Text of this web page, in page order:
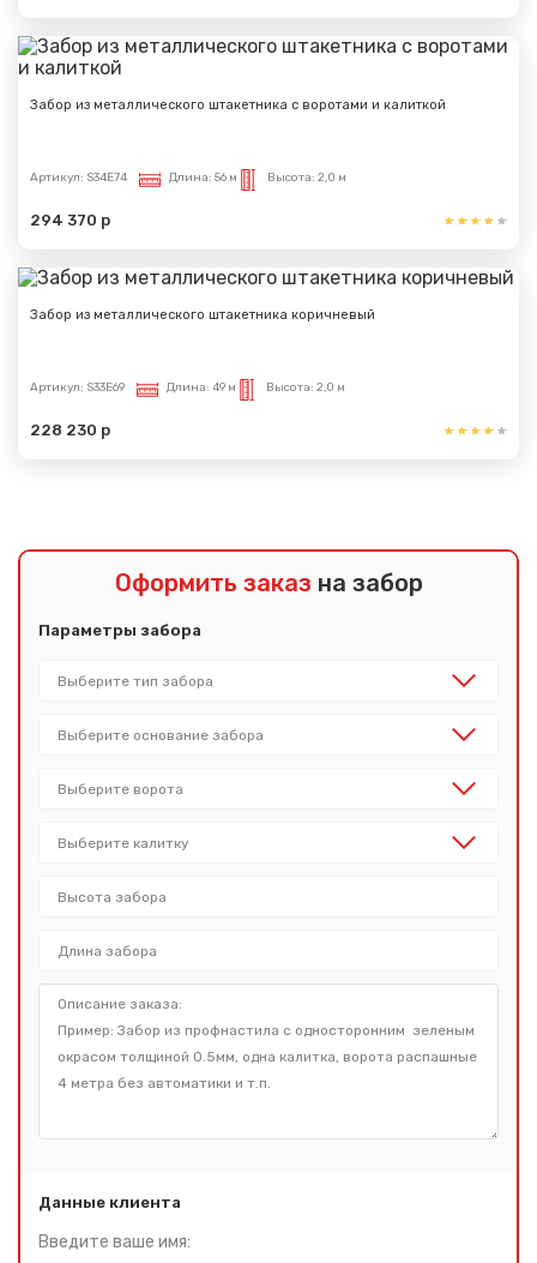
Забор из металлического штакетника с воротами и калиткой
Артикул: S34E74 Длина: 56 м Высота: 2,0 м
294 370 р
Забор из металлического штакетника коричневый
Артикул: S33E69 Длина: 49 м Высота: 2,0 м
228 230 р
Оформить заказ на забор
Параметры забора
Данные клиента
Введите ваше имя: